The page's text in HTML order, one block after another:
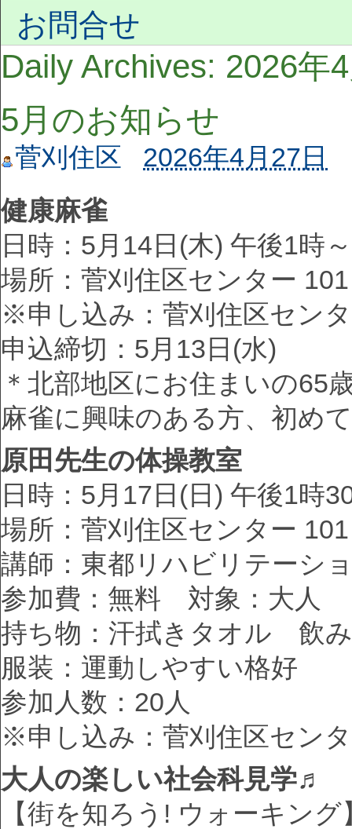
お問合せ
Daily Archives: 2026年
5月のお知らせ
菅刈住区
2026年4月27日
健康麻雀
日時：5月14日(木) 午後1時
場所：菅刈住区センター
※申し込み：菅刈住区セン
申込締切：5月13日(水)
＊北部地区にお住まいの65
麻雀に興味のある方、初め
原田先生の体操教室
日時：5月17日(日) 午後1時
場所：菅刈住区センター
講師：東都リハビリテーシ
参加費：無料 対象：大人
持ち物：汗拭きタオル 飲
服装：運動しやすい格好
参加人数：20人
※申し込み：菅刈住区セン
大人の楽しい社会科見学♬
【街を知ろう! ウォーキング